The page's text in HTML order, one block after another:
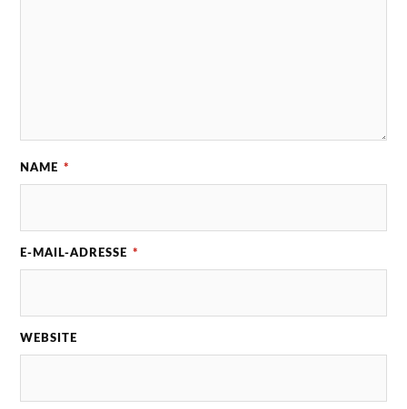
NAME *
E-MAIL-ADRESSE *
WEBSITE